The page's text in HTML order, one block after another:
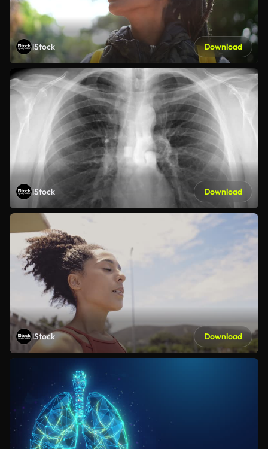
iStock Download
iStock Download
iStock Download